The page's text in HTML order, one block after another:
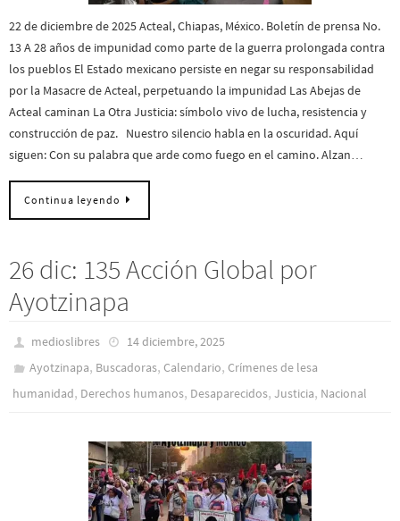
22 de diciembre de 2025 Acteal, Chiapas, México. Boletín de prensa No.
13 A 28 años de impunidad como parte de la guerra prolongada contra
los pueblos El Estado mexicano persiste en negar su responsabilidad
por la Masacre de Acteal, perpetuando la impunidad Las Abejas de
Acteal caminan La Otra Justicia: símbolo vivo de lucha, resistencia y
construcción de paz. Nuestro silencio habla en la oscuridad. Aquí
siguen: Con su palabra que arde como fuego en el camino. Alzan…
Continua leyendo
26 dic: 135 Acción Global por
Ayotzinapa
medioslibres
14 diciembre, 2025
Ayotzinapa, Buscadoras,Calendario,Crímenes de lesa
humanidad, Derechos humanos, Desaparecidos, Justicia, Nacional